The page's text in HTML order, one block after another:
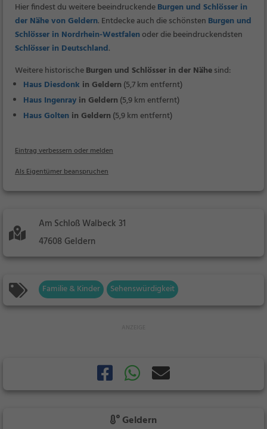
Hier findest du weitere beeindruckendeBurgen und Schlösser in
der Nähe von Geldern. Entdecke auch die schönsten Burgen und
Schlösser in Nordrhein-Westfalenoder die beeindruckendsten
Schlösser in Deutschland.
Weitere historischeBurgen und Schlösser in der Nähesind:
Haus Diesdonk in Geldern (5,7 km entfernt)
Haus Ingenray in Geldern (5,9 km entfernt)
Haus Golten in Geldern (5,9 km entfernt)
Eintrag verbessern oder melden
Als Eigentümer beanspruchen
Am Schloß Walbeck 31
47608 Geldern
Familie & Kinder Sehenswürdigkeit
Geldern